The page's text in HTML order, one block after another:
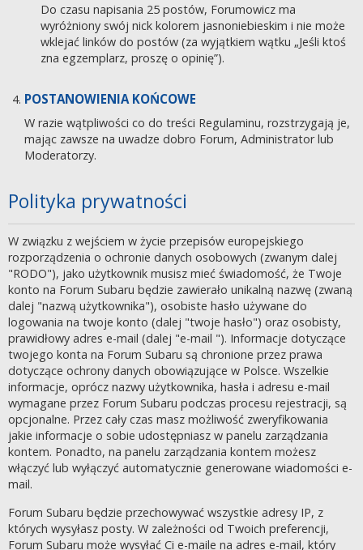
Do czasu napisania 25 postów, Forumowicz ma
wyróżniony swój nick kolorem jasnoniebieskim i nie może
wklejać linków do postów (za wyjątkiem wątku „Jeśli ktoś
zna egzemplarz, proszę o opinię”).
POSTANOWIENIA KOŃCOWE
W razie wątpliwości co do treści Regulaminu, rozstrzygają je,
mając zawsze na uwadze dobro Forum, Administrator lub
Moderatorzy.
Polityka prywatności
W związku z wejściem w życie przepisów europejskiego
rozporządzenia o ochronie danych osobowych (zwanym dalej
"RODO"), jako użytkownik musisz mieć świadomość, że Twoje
konto na Forum Subaru będzie zawierało unikalną nazwę (zwaną
dalej "nazwą użytkownika"), osobiste hasło używane do
logowania na twoje konto (dalej "twoje hasło") oraz osobisty,
prawidłowy adres e-mail (dalej "e-mail "). Informacje dotyczące
twojego konta na Forum Subaru są chronione przez prawa
dotyczące ochrony danych obowiązujące w Polsce. Wszelkie
informacje, oprócz nazwy użytkownika, hasła i adresu e-mail
wymagane przez Forum Subaru podczas procesu rejestracji, są
opcjonalne. Przez cały czas masz możliwość zweryfikowania
jakie informacje o sobie udostępniasz w panelu zarządzania
kontem. Ponadto, na panelu zarządzania kontem możesz
włączyć lub wyłączyć automatycznie generowane wiadomości e-
mail.
Forum Subaru będzie przechowywać wszystkie adresy IP, z
których wysyłasz posty. W zależności od Twoich preferencji,
Forum Subaru może wysyłać Ci e-maile na adres e-mail, który